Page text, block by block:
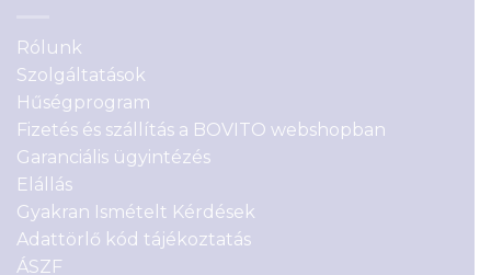
Rólunk
Szolgáltatások
Hűségprogram
Fizetés és szállítás a BOVITO webshopban
Garanciális ügyintézés
Elállás
Gyakran Ismételt Kérdések
Adattörlő kód tájékoztatás
ÁSZF